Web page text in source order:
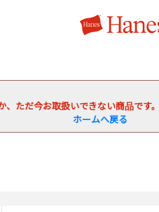
、ただ今お取扱いできない商品です
ホームへ戻る